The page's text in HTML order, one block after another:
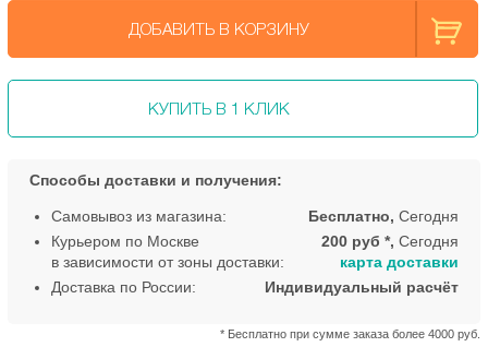
ДОБАВИТЬ В КОРЗИНУ
КУПИТЬ В 1 КЛИК
Способы доставки и получения:
Самовывоз из магазина: Бесплатно, Сегодня
Курьером по Москве
в зависимости от зоны доставки:
200 руб *, Сегодня
* Бесплатно при сумме заказа более 4000 руб.
карта доставки
Доставка по России:
Индивидуальный расчёт